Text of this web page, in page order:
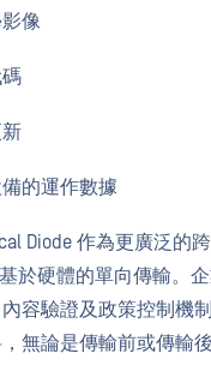
像
的運作數據
Diode 作為更廣泛的
於硬體的單向傳輸。
容驗證及政策控制機
無論是傳輸前或傳輸